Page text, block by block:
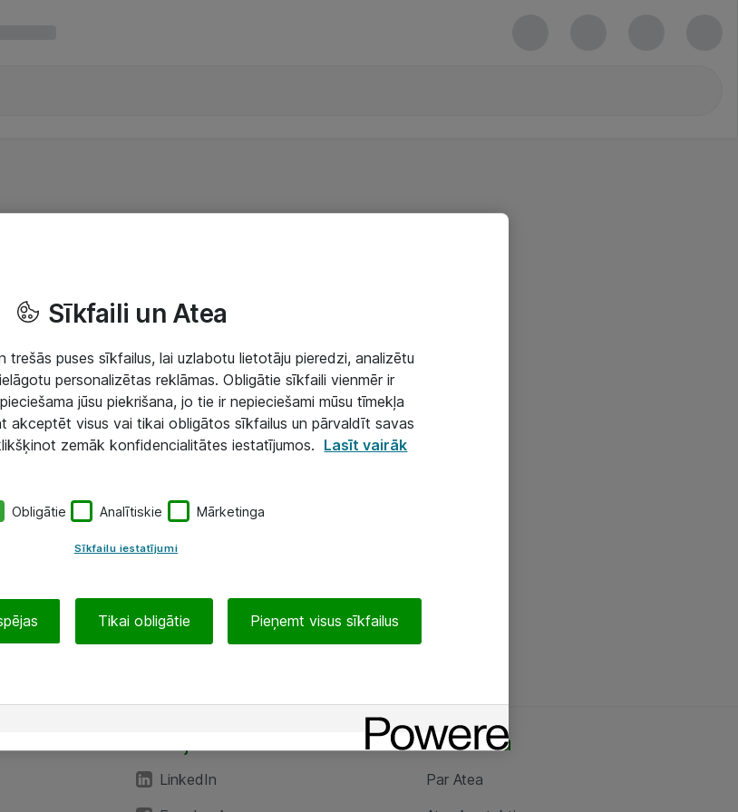
LinkedIn
Par Atea
Par Atea
Sīkfaili un Atea
trešās puses sīkfailus, lai uzlabotu lietotāju pieredzi, analizētu
personalizētas reklāmas. Obligātie sīkfaili vienmēr ir
jūsu piekrišana, jo tie ir nepieciešami mūsu tīmekļa
akceptēt visus vai tikai obligātos sīkfailus un pārvaldīt savas
zemāk konfidencialitātes iestatījumos.
Lasīt vairāk
Obligātie Analītiskie Mārketinga
Sīkfailu iestatījumi
Tikai obligātie Pieņemt visus sīkfailus